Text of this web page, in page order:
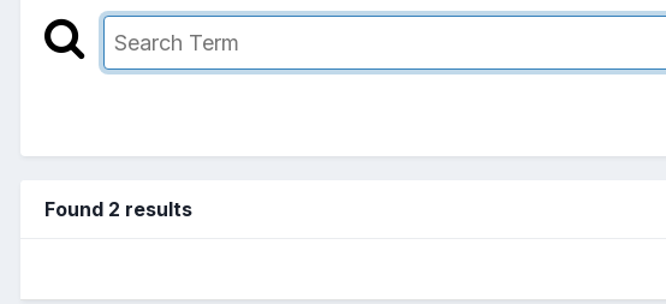
Found 2 results